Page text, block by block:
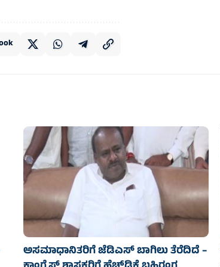
ಅಸಮಾಧಾನಿತರಿಗೆ ಜೆಡಿಎಸ್‌‍ ಬಾಗಿಲು ತೆರೆದಿದೆ –